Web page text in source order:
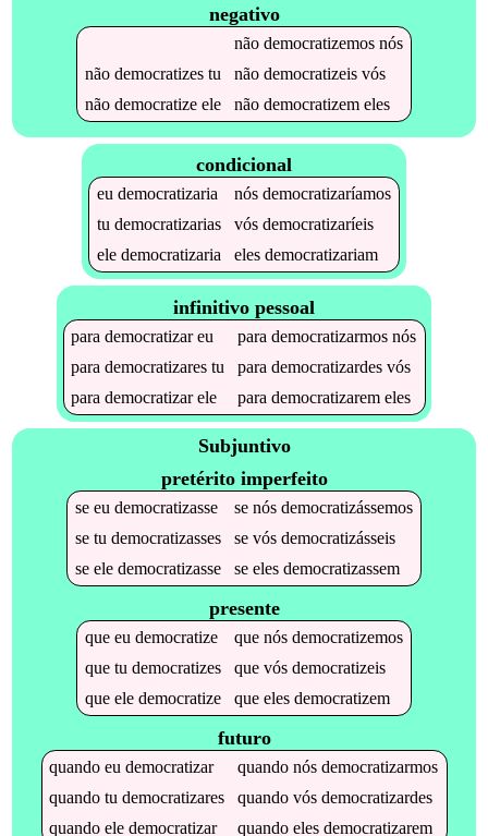
negativo
não democratizemosnós
não democratizestu não democratizeisvós
não democratizeele não democratizemeles
condicional
eu democratizaria nós democratizaríamos
tu democratizarias vós democratizaríeis
ele democratizaria eles democratizariam
infinitivo pessoal
parademocratizareu parademocratizarmos nós
parademocratizares tu parademocratizardes vós
parademocratizarele parademocratizarem eles
Subjuntivo
pretérito imperfeito
se eu democratizasse se nós democratizássemos
se tu democratizasses se vós democratizásseis
se ele democratizasse se eles democratizassem
presente
que eu democratize que nós democratizemos
que tu democratizes que vós democratizeis
que ele democratize que eles democratizem
futuro
quandoeudemocratizar quandonósdemocratizarmos
quandotudemocratizares quandovósdemocratizardes
quandoeledemocratizar quandoelesdemocratizarem